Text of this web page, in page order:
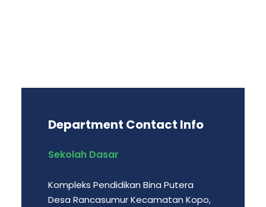
Department Contact Info
Sekolah Dasar
Kompleks Pendidikan Bina Putera
Desa Rancasumur Kecamatan Kopo,